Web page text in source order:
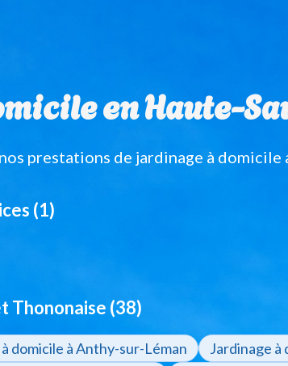
en Haute-
prestations de jardinage à domicile
(1)
Thononaise (38)
domicile à Anthy-sur-Léman
Jardinage à